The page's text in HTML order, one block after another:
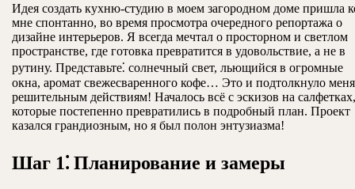
Идея создать кухню-студию в моем загородном доме пришла
мне спонтанно, во время просмотра очередного репортажа о
дизайне интерьеров. Я всегда мечтал о просторном и светлом
пространстве, где готовка превратится в удовольствие, а не в
рутину. Представьте⁚ солнечный свет, льющийся в огромные
окна, аромат свежесваренного кофе… Это и подтолкнуло
решительным действиям! Началось всё с эскизов на салфетках,
которые постепенно превратились в подробный план. Проект
казался грандиозным, но я был полон энтузиазма!
Шаг 1⁚ Планирование и замеры